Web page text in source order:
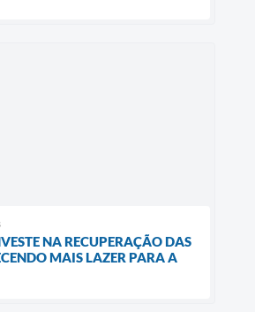
NA RECUPERAÇÃO DAS
MAIS LAZER PARA A